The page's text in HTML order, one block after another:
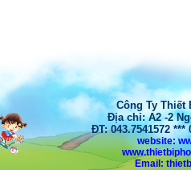
Công Ty Thiết
Địa chỉ: A2 -2
ĐT: 043.7541572 ***
website:
Email: